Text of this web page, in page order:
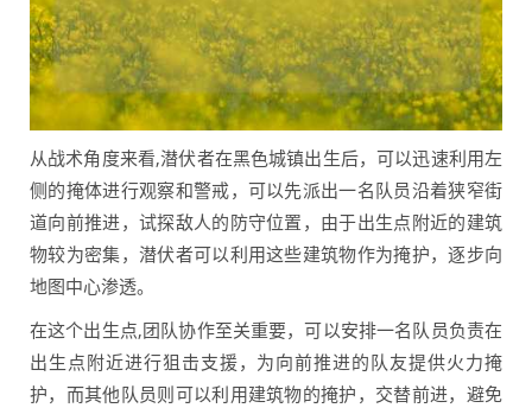
从战术角度来看,潜伏者在黑色城镇出生后，可以迅速利用左
侧的掩体进行观察和警戒，可以先派出一名队员沿着狭窄街
道向前推进，试探敌人的防守位置，由于出生点附近的建筑
物较为密集，潜伏者可以利用这些建筑物作为掩护，逐步向
地图中心渗透。
在这个出生点,团队协作至关重要，可以安排一名队员负责在
出生点附近进行狙击支援，为向前推进的队友提供火力掩
护，而其他队员则可以利用建筑物的掩护，交替前进，避免